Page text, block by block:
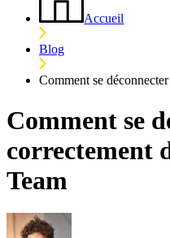
Accueil
Blog
Comment se
Comment se
correctement
Team